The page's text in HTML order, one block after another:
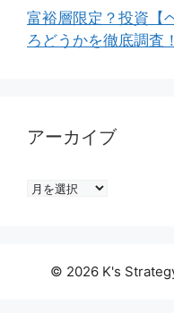
富裕層限定？投資【
ろどうかを徹底調査！
アーカイブ
ア
© 2026 K's